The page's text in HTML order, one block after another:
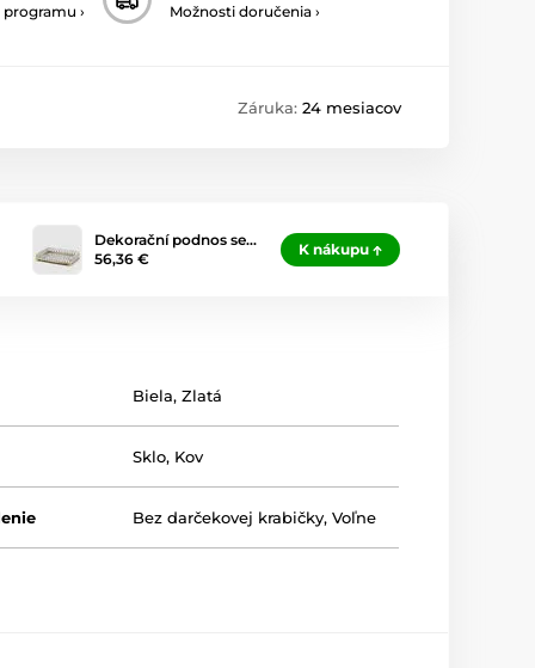
› Možnosti doručenia ›
Záruka: 24 mesiacov
Dekorační podnos se…
56,36 €
K nákupu
Biela,Zlatá
Sklo, Kov
Bez darčekovej krabičky,Voľne